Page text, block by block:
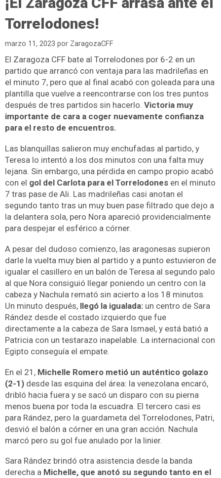
Torrelodones!
marzo 11, 2023 por ZaragozaCFF
El Zaragoza CFF bate al Torrelodones por 6-2 en un
partido que arrancó con ventaja para las madrileñas en
el minuto 7, pero que al final acabó con goleada para una
plantilla que vuelve a reencontrarse con los tres puntos
después de tres partidos sin hacerlo. Victoria muy
importante de cara a coger nuevamente confianza
para el resto de encuentros.
Las blanquillas salieron muy enchufadas al partido, y
Teresa lo intentó a los dos minutos con una falta muy
lejana. Sin embargo, una pérdida en campo propio acabó
con el gol del Carlota para el Torrelodones en el minuto
7 tras pase de Ali. Las madrileñas casi anotan el
segundo tanto tras un muy buen pase filtrado que dejo a
la delantera sola, pero Nora apareció providencialmente
para despejar el esférico a córner.
A pesar del dudoso comienzo, las aragonesas supieron
darle la vuelta muy bien al partido y a punto estuvieron de
igualar el casillero en un balón de Teresa al segundo palo
al que Nora consiguió llegar poniendo un centro con la
cabeza y Nachula remató sin acierto a los 18 minutos.
Un minuto después, llegó la igualada: un centro de Sara
Rández desde el costado izquierdo que fue
directamente a la cabeza de Sara Ismael, y está batió a
Patricia con un testarazo inapelable. La internacional con
Egipto conseguía el empate.
En el 21, Michelle Romero metió un auténtico golazo
(2-1) desde las esquina del área: la venezolana encaró,
dribló hacia fuera y se sacó un disparo con su pierna
menos buena por toda la escuadra. El tercero casi es
para Rández, pero la guardameta del Torrelodones, Patri,
desvió el balón a córner en una gran acción. Nachula
marcó pero su gol fue anulado por la linier.
Sara Rández brindó otra asistencia desde la banda
derecha a Michelle, que anotó su segundo tanto en el